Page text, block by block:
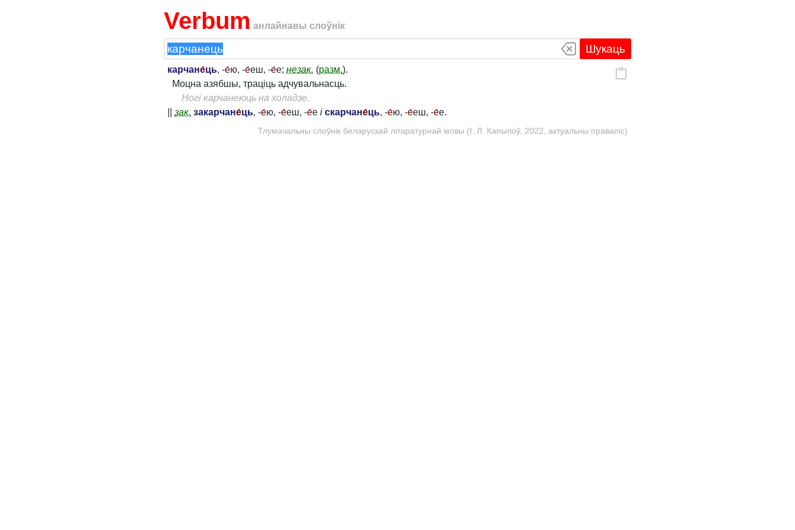
Verbum анлайнавы слоўнік
Шукаць
карчане́ць, -е́ю, -е́еш, -е́е; незак. (разм.).
Моцна азябшы, траціць адчувальнасць.
Ногі карчанеюць на холадзе.
зак. закарчане́ць, -е́ю, -е́еш, -е́е і скарчане́ць, -е́ю, -е́еш, -е́е.
Тлумачальны слоўнік беларускай літаратурнай мовы (І. Л. Капылоў, 2022, актуальны правапіс)